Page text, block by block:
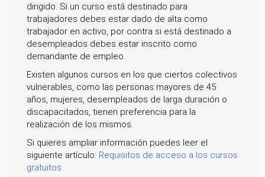
dirigido. Si un curso está destinado para
trabajadores debes estar dado de alta como
trabajador en activo, por contra si está destinado a
desempleados debes estar inscrito como
demandante de empleo.
Existen algunos cursos en los que ciertos colectivos
vulnerables, como las personas mayores de 45
años, mujeres, desempleados de larga duración o
discapacitados, tienen preferencia para la
realización de los mismos.
Si quieres ampliar información puedes leer el
siguiente artículo: Requisitos de acceso a los cursos
gratuitos